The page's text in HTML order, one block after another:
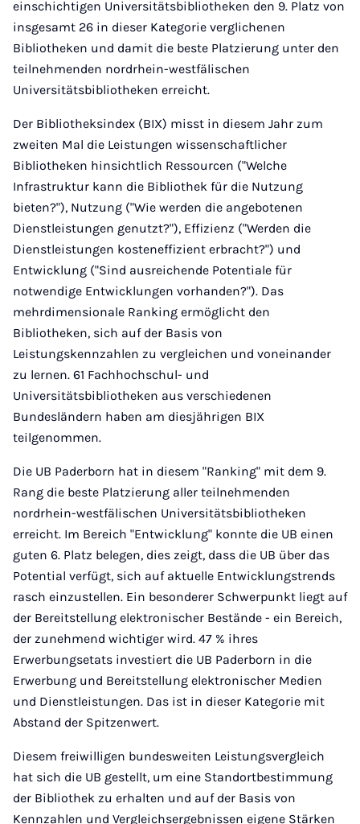
einschichtigen Universitätsbibliotheken den 9. Platz von
insgesamt 26 in dieser Kategorie verglichenen
Bibliotheken und damit die beste Platzierung unter den
teilnehmenden nordrhein-westfälischen
Universitätsbibliotheken erreicht.
Der Bibliotheksindex (BIX) misst in diesem Jahr zum
zweiten Mal die Leistungen wissenschaftlicher
Bibliotheken hinsichtlich Ressourcen ("Welche
Infrastruktur kann die Bibliothek für die Nutzung
bieten?"), Nutzung ("Wie werden die angebotenen
Dienstleistungen genutzt?"), Effizienz ("Werden die
Dienstleistungen kosteneffizient erbracht?") und
Entwicklung ("Sind ausreichende Potentiale für
notwendige Entwicklungen vorhanden?"). Das
mehrdimensionale Ranking ermöglicht den
Bibliotheken, sich auf der Basis von
Leistungskennzahlen zu vergleichen und voneinander
zu lernen. 61 Fachhochschul- und
Universitätsbibliotheken aus verschiedenen
Bundesländern haben am diesjährigen BIX
teilgenommen.
Die UB Paderborn hat in diesem "Ranking" mit dem 9.
Rang die beste Platzierung aller teilnehmenden
nordrhein-westfälischen Universitätsbibliotheken
erreicht. Im Bereich "Entwicklung" konnte die UB einen
guten 6. Platz belegen, dies zeigt, dass die UB über das
Potential verfügt, sich auf aktuelle Entwicklungstrends
rasch einzustellen. Ein besonderer Schwerpunkt liegt auf
der Bereitstellung elektronischer Bestände - ein Bereich,
der zunehmend wichtiger wird. 47 % ihres
Erwerbungsetats investiert die UB Paderborn in die
Erwerbung und Bereitstellung elektronischer Medien
und Dienstleistungen. Das ist in dieser Kategorie mit
Abstand der Spitzenwert.
Diesem freiwilligen bundesweiten Leistungsvergleich
hat sich die UB gestellt, um eine Standortbestimmung
der Bibliothek zu erhalten und auf der Basis von
Kennzahlen und Vergleichsergebnissen eigene Stärken